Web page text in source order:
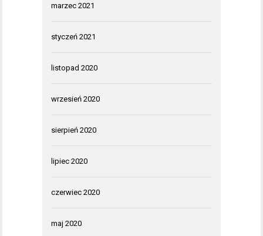
marzec 2021
styczeń 2021
listopad 2020
wrzesień 2020
sierpień 2020
lipiec 2020
czerwiec 2020
maj 2020